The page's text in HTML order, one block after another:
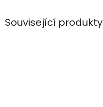
Související produkty